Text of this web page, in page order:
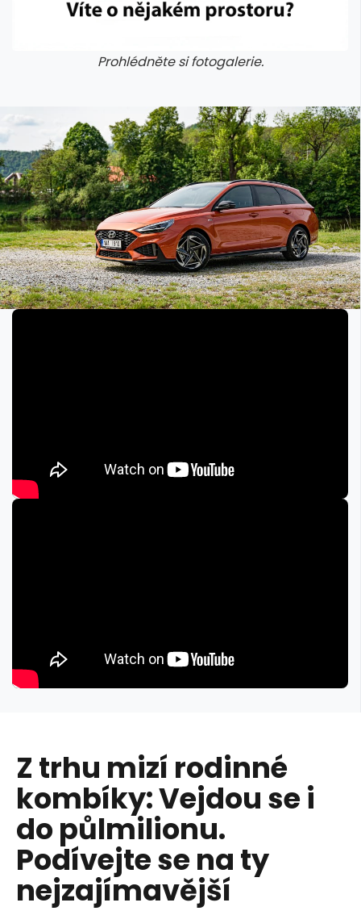
Prohlédněte si fotogalerie.
Z trhu mizí rodinné
kombíky: Vejdou se i
do půlmilionu.
Podívejte se na ty
nejzajímavější